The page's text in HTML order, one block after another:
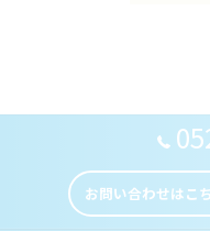
お問い合わせはこ